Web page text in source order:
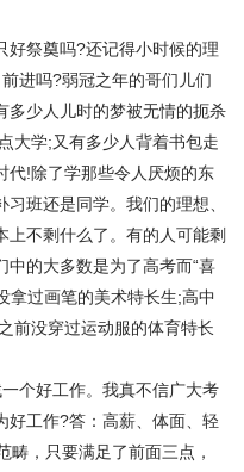
祭奠吗?还记得小时候的理
进吗?弱冠之年的哥们儿们
多少人儿时的梦被无情的扼杀
大学;又有多少人背着书包走
代!除了学那些令人厌烦的东
班还是同学。我们的理想、
不剩什么了。有的人可能剩
中的大多数是为了高考而“喜
拿过画笔的美术特长生;高中
前没穿过运动服的体育特长
个好工作。我真不信广大考
好工作?答：高薪、体面、轻
畴，只要满足了前面三点，